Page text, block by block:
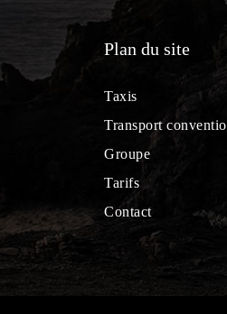
Plan du site
Taxis
Transport
Groupe
Tarifs
Contact